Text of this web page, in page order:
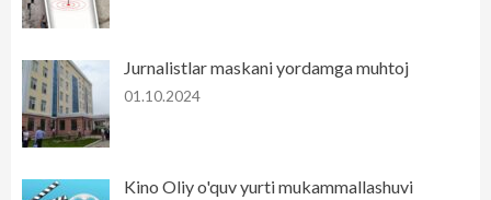
Jurnalistlar maskani yordamga muhtoj
01.10.2024
Kino Oliy o'quv yurti mukammallashuvi